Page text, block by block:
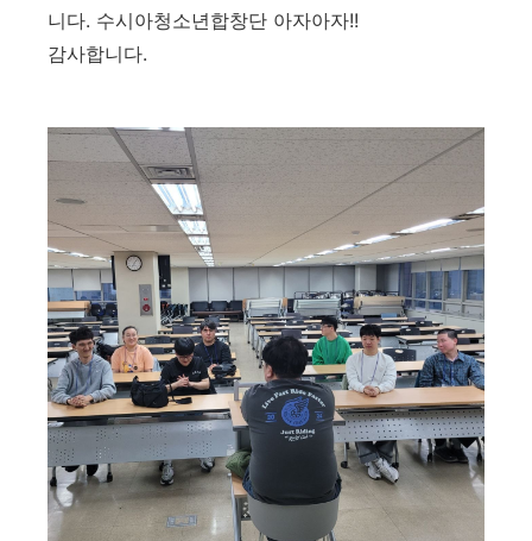
니다. 수시아청소년합창단 아자아자!!
감사합니다.